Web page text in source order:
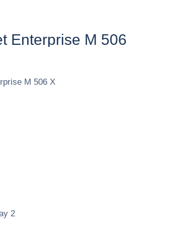
Enterprise M 506​
M 506 X
2